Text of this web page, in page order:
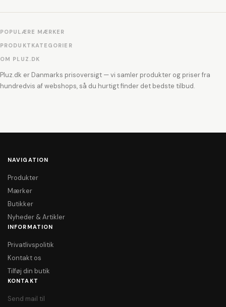
POPULÆRE MÆRKER
PRODUKTKATEGORIER
OM PLUZ.DK
Pluz.dk er Danmarks prisoversigt — vi samler produkter og priser fra
hundredvis af webshops, så du hurtigt finder det bedste tilbud.
NAVIGATION
Produkter
Mærker
Butikker
Nyheder & Artikler
INFORMATION
Privatlivspolitik
Kontakt os
Tilføj din butik
KONTAKT
Send mail til